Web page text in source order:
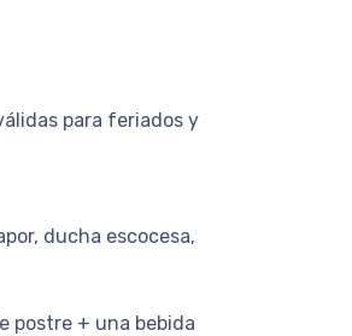
para feriados y
ducha escocesa,
postre + una bebida